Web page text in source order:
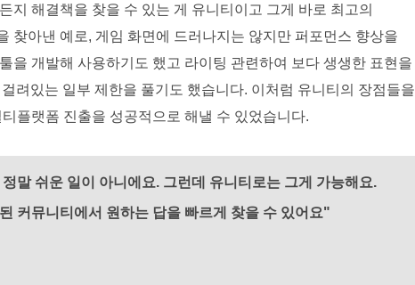
지 해결책을 찾을 수 있는 게 유니티이고 그게 바로 최고의
찾아낸 예로, 게임 화면에 드러나지는 않지만 퍼포먼스 향상을
을 개발해 사용하기도 했고 라이팅 관련하여 보다 생생한 표현을
려있는 일부 제한을 풀기도 했습니다. 이처럼 유니티의 장점들을
플랫폼 진출을 성공적으로 해낼 수 있었습니다.
말 쉬운 일이 아니에요. 그런데 유니티로는 그게 가능해요.
된 커뮤니티에서 원하는 답을 빠르게 찾을 수 있어요"